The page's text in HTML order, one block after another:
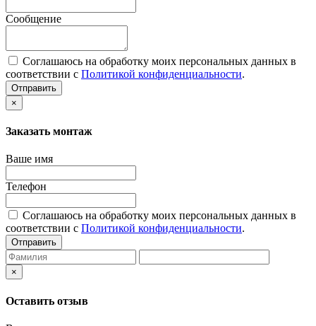
Сообщение
Соглашаюсь на обработку моих персональных данных в
соответствии с Политикой конфиденциальности.
Отправить
×
Заказать монтаж
Ваше имя
Телефон
Соглашаюсь на обработку моих персональных данных в
соответствии с Политикой конфиденциальности.
Отправить
×
Оставить отзыв